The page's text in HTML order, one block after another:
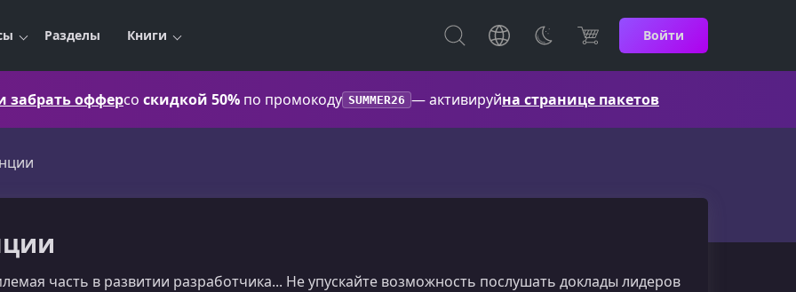
Разделы Книги Войти
забрать офферсо скидкой 50% по промокоду SUMMER26 — активируйна странице пакетов
часть в развитии разработчика... Не упускайте возможность послушать доклады лидеров